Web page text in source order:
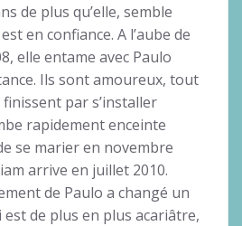
de plus qu’elle, semble
en confiance. A l’aube de
elle entame avec Paulo
Ils sont amoureux, tout
par s’installer
rapidement enceinte
se marier en novembre
arrive en juillet 2010.
de Paulo a changé un
est de plus en plus acariâtre,